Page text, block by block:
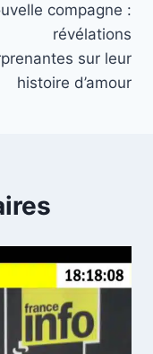
compagne :
révélations
sur leur
histoire d’amour